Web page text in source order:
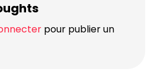
pour publier un